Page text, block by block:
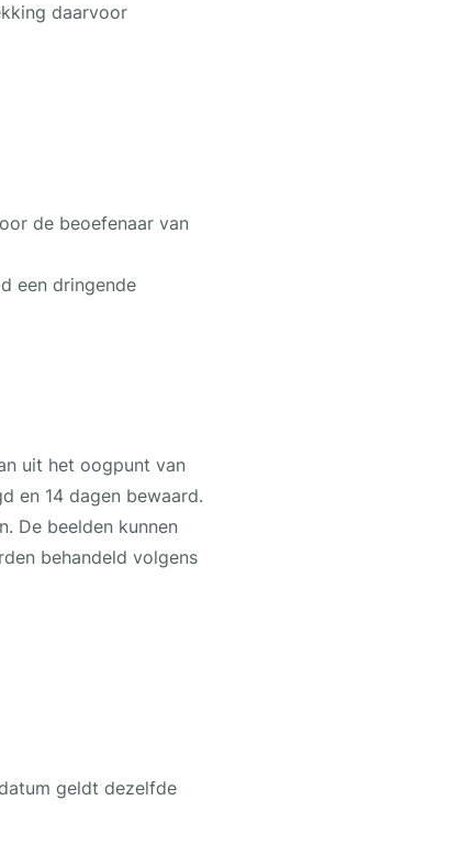
daarvoor
de beoefenaar van
een dringende
uit het oogpunt van
en 14 dagen bewaard.
De beelden kunnen
behandeld volgens
geldt dezelfde